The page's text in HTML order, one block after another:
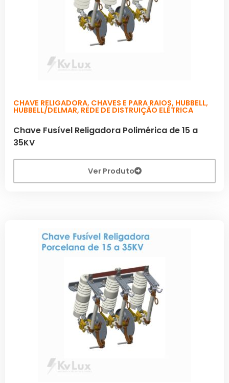
CHAVE RELIGADORA, CHAVES E PARA RAIOS, HUBBELL,
HUBBELL/DELMAR, REDE DE DISTRUIÇÃO ELÉTRICA
Chave Fusível Religadora Polimérica de 15 a
35KV
Ver Produto